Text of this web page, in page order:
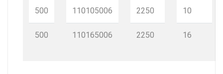
500
500
110105006
110165006
2250
2250
10
16